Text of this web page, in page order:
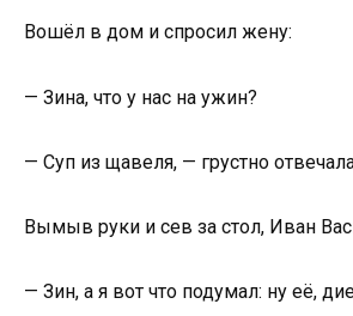
Вошёл в дом и спросил жену:
— Зина, что у нас на ужин?
— Суп из щавеля, — грустно
Вымыв руки и сев за стол, Иван
— Зин, а я вот что подумал: ну её,